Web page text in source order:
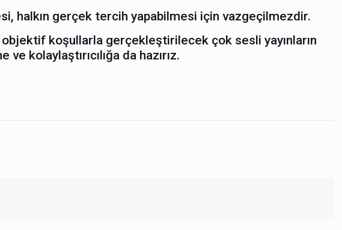
halkın gerçek tercih yapabilmesi için vazgeçilmezdir.
objektif koşullarla gerçekleştirilecek çok sesli yayınların
kolaylaştırıcılığa da hazırız.